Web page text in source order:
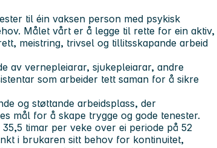
til éin vaksen person med psykisk
Målet vårt er å legge til rette for ein aktiv,
meistring, trivsel og tillitsskapande arbeid
av vernepleiarar, sjukepleiarar, andre
som arbeider tett saman for å sikre
og støttande arbeidsplass, der
mål for å skape trygge og gode tenester.
timar per veke over ei periode på 52
i brukaren sitt behov for kontinuitet,